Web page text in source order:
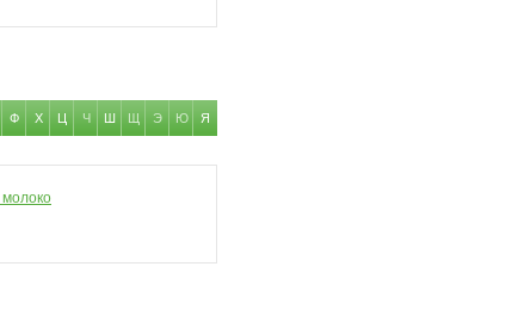
Ф Х Ч Э Ю Я